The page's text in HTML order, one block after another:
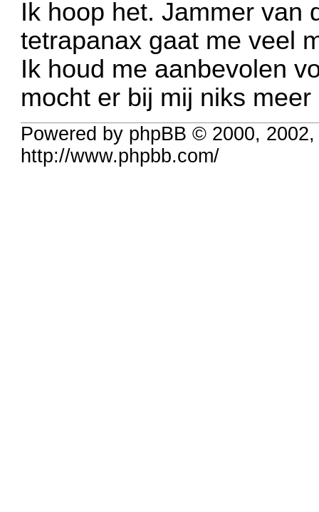
Ik hoop het. Jammer van
tetrapanax gaat me veel
Ik houd me aanbevolen
mocht er bij mij niks
Powered by phpBB © 2000,
http://www.phpbb.com/